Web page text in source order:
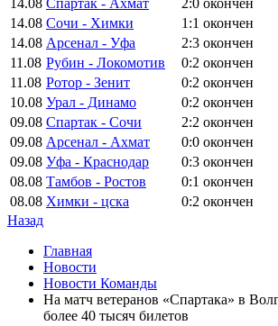
14.08 Спартак - Ахмат 2:0 окончен
14.08 Сочи - Химки 1:1 окончен
14.08 Арсенал - Уфа 2:3 окончен
11.08 Рубин - Локомотив 0:2 окончен
11.08 Ротор - Зенит 0:2 окончен
10.08 Урал - Динамо 0:2 окончен
09.08 Спартак - Сочи 2:2 окончен
09.08 Арсенал - Ахмат 0:0 окончен
09.08 Уфа - Краснодар 0:3 окончен
08.08 Тамбов - Ростов 0:1 окончен
08.08 Химки - цска 0:2 окончен
Назад
Главная
Новости
Новости Команды
На матч ветеранов «Спартака» в
более 40 тысяч билетов